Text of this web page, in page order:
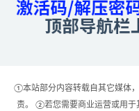
①本站部分内容转载自其它媒体
责。 ②若您需要商业运营或用于